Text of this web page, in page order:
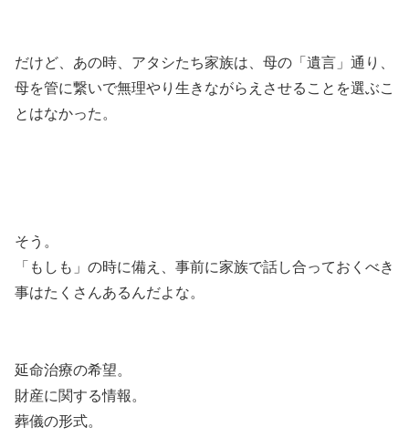
だけど、あの時、アタシたち家族は、母の「遺言」通り、
母を管に繋いで無理やり生きながらえさせることを選ぶこ
とはなかった。
そう。
「もしも」の時に備え、事前に家族で話し合っておくべき
事はたくさんあるんだよな。
延命治療の希望。
財産に関する情報。
葬儀の形式。